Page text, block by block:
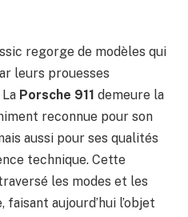
regorge de modèles qui
leurs prouesses
Porsche 911 demeure la
reconnue pour son
aussi pour ses qualités
technique. Cette
les modes et les
aujourd’hui l’objet